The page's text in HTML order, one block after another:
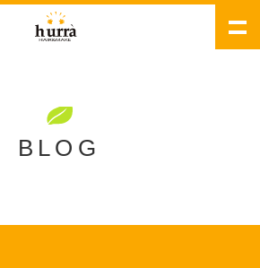
BLOG